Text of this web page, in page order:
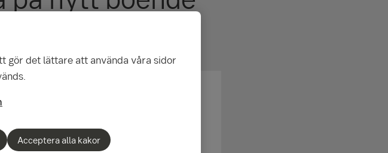
hur mycket du kan låna till din
gör det lättare att använda våra sidor
Acceptera alla kakor